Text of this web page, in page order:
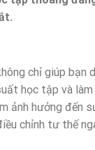
chỉ giúp bạn
học tập và
ảnh hưởng đến
chỉnh tư thế